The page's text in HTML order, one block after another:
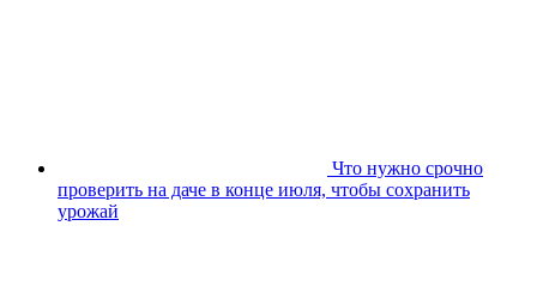
Что нужно срочно
проверить на даче в конце июля, чтобы сохранить
урожай